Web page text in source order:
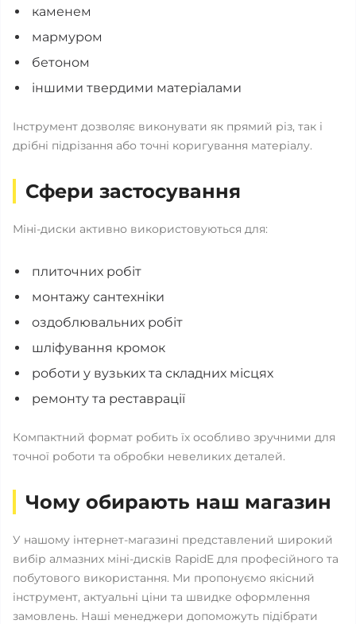
каменем
мармуром
бетоном
іншими твердими матеріалами
Інструмент дозволяє виконувати як прямий різ, так і
дрібні підрізання або точні коригування матеріалу.
Сфери застосування
Міні-диски активно використовуються для:
плиточних робіт
монтажу сантехніки
оздоблювальних робіт
шліфування кромок
роботи у вузьких та складних місцях
ремонту та реставрації
Компактний формат робить їх особливо зручними для
точної роботи та обробки невеликих деталей.
Чому обирають наш магазин
У нашому інтернет-магазині представлений широкий
вибір алмазних міні-дисків RapidE для професійного та
побутового використання. Ми пропонуємо якісний
інструмент, актуальні ціни та швидке оформлення
замовлень. Наші менеджери допоможуть підібрати